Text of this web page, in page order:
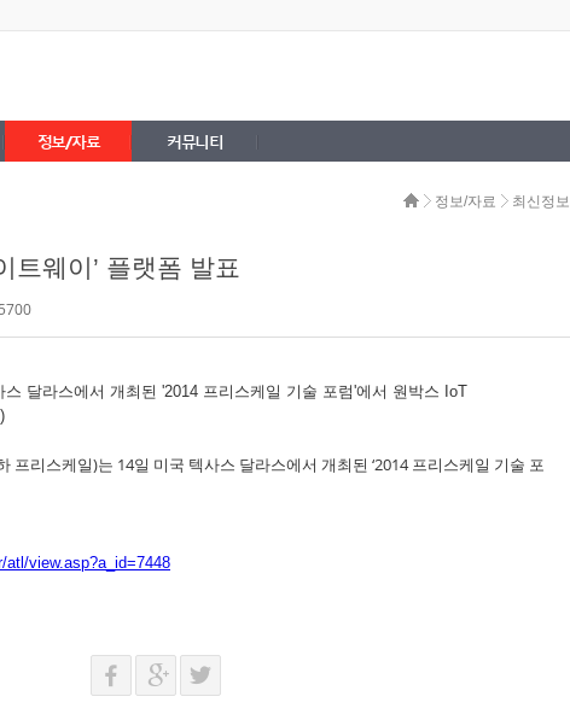
정보/자료 커뮤니티
정보/자료 최신정보
트웨이’ 플랫폼 발표
프리스케일)는 14일 미국 텍사스 달라스에서 개최된 ‘2014 프리스케일 기술 포
atl/view.asp?a_id=7448